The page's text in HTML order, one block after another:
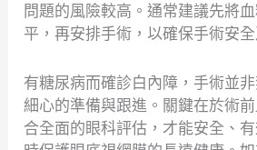
問題的風險較高。通常建議先將
平，再安排手術，以確保手術安
有糖尿病而確診白內障，手術並
細心的準備與跟進。關鍵在於術
合全面的眼科評估，才能安全、